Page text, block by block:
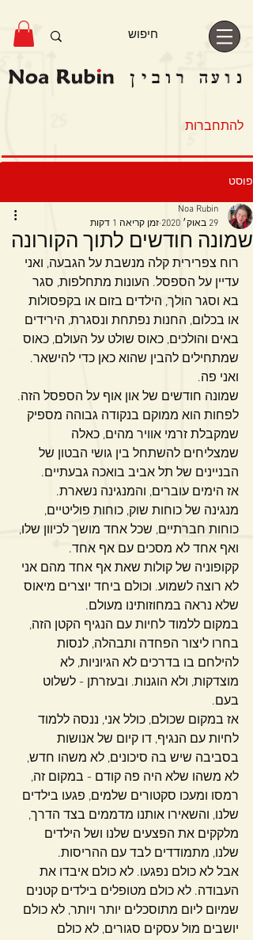
להתחברות
פוסט
שמונה חודשים לתוך הקורונה
Noa Rubin
29 באוק׳ 2020
זמן קריאה 1 דקות
רוח צפרירית קלה מנשבת על הגבעה, ואני
עדיין על הספסל. העונות מתחלפות, סגר
בא וסגר הולך, הילדים בזום או בקפסולות
או בכלום, החנות נפתחת ונסגרת, הירידים
באים והולכים, כאוס שולט על העולם, כאוס
שמתחילים להבין שהוא כאן כדי להישאר.
ואני פה.
שמונה חודשים של און אוף על הספסל הזה.
לפחות הוא ממוקם בנקודה גבוהה מספיק
שמקבלת זרמי אוויר מהים, כאלה
שמצליחים להשתחל בין גושי הבטון של
הבניינים של תל אביב בואכה גבעתיים.
אז הימים עוברים, והמנגינה נשארת.
מנגינה של כוחות שוק, כוחות פוליטיים,
כוחות חברתיים, שכל אחד מושך לכיוון שלו,
ואף אחד לא מסכים עם אף אחד.
קקופוניה של קולות שאת אף אחד מהם אני
לא רוצה לשמוע. וכולם ביחד יוצרים מיאוס
שלא נראה במחוזותינו מעולם.
במקום ללמוד לחיות עם הנגיף הקטן הזה,
בחרו ליצור הפחדה ותבהלה, לנסות
להילחם בו בדרכים לא הגיוניות, לא
מוצדקות, ולא הוגנות. ובעזרתן - לשלוט
בעם.
אז במקום שכולם, כולל אני, ננסה ללמוד
לחיות עם הנגיף, דו קיום של אנושות
בסביבה שיש בה סיכונים, לא משהו חדש,
לא משהו שלא היה פה קודם - במקום זה,
רמסו ומעכו סקטורים שלמים, פגעו בילדים
שלנו, והשאירו אותנו מדממים בצד הדרך,
מלקקים את הפצעים שלנו ושל הילדים
שלנו, מתמודדים לבד עם ההריסות.
אבל לא כולם נפגעו. לא כולם איבדו את
העבודה. לא כולם מטופלים בילדים קטנים
שמיום ליום מתוסכלים יותר ויותר, לא כולם
יושבים מול עסקים סגורים, לא כולם